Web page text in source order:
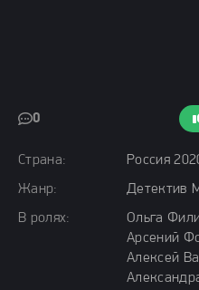
Страна:
Россия
Жанр:
Детектив
В ролях:
Ольга
Арсений
Алексей
0